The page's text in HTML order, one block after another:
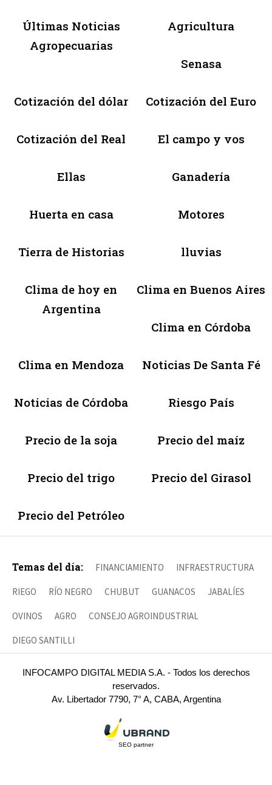
Últimas Noticias
Agropecuarias
Agricultura
Senasa
Cotización del dólar Cotización del Euro
Cotización del Real El campo y vos
Ellas Ganadería
Huerta en casa Motores
Tierra de Historias lluvias
Clima de hoy en
Argentina
Clima en Buenos Aires
Clima en Córdoba
Clima en Mendoza Noticias De Santa Fé
Noticias de Córdoba Riesgo País
Precio de la soja Precio del maíz
Precio del trigo Precio del Girasol
Precio del Petróleo
Temas del día: FINANCIAMIENTO INFRAESTRUCTURA
RIEGO RÍO NEGRO CHUBUT GUANACOS JABALÍES
OVINOS AGRO CONSEJO AGROINDUSTRIAL
DIEGO SANTILLI
INFOCAMPO DIGITAL MEDIA S.A. - Todos los derechos
reservados.
Av. Libertador 7790, 7° A, CABA, Argentina
SEO partner